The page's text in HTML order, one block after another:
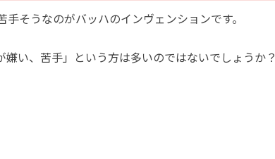
そうなのがバッハのインヴェンションです。
嫌い、苦手」という方は多いのではないでしょうか？